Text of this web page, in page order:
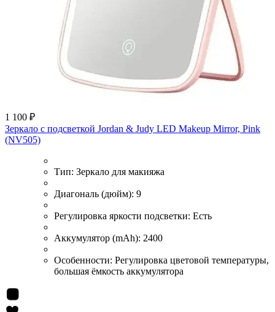
1 100 ₽
Зеркало с подсветкой Jordan & Judy LED Makeup Mirror, Pink
(NV505)
Тип: Зеркало для макияжа
Диагональ (дюйм): 9
Регулировка яркости подсветки: Есть
Аккумулятор (mAh): 2400
Особенности: Регулировка цветовой температуры,
большая ёмкость аккумулятора